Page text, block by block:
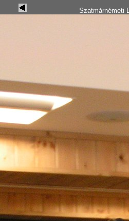
Szatmárnémeti